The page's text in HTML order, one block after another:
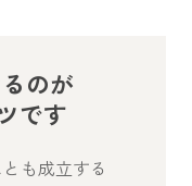
のが
です
も成立する